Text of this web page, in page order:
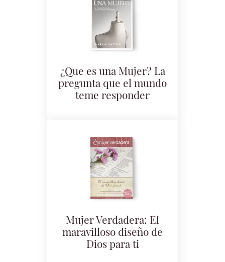
¿Que es una Mujer? La
pregunta que el mundo
teme responder
Mujer Verdadera: El
maravilloso diseño de
Dios para ti